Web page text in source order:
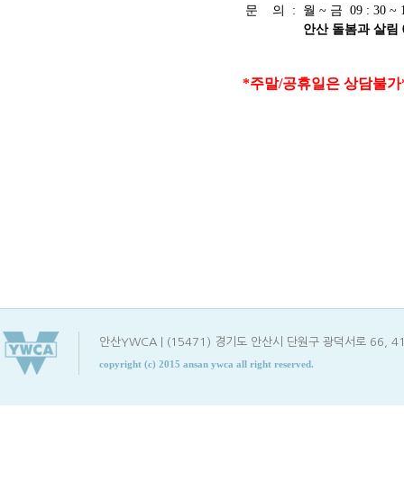
문 의 : 월 ~ 금 09 : 30 ~
안산 돌봄과 살림
*주말/공휴일은 상담불
안산YWCA | (15471) 경기도 안산시 단원구 광덕서로
copyright (c) 2015 ansan ywca all right reserved.